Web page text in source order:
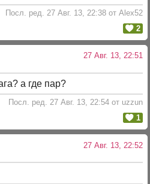
Посл. ред. 27 Авг. 13, 22:38 от Alex52
2
27 Авг. 13, 22:51
а где пар?
Посл. ред. 27 Авг. 13, 22:54 от uzzun
1
27 Авг. 13, 22:52